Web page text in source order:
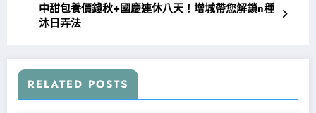
中甜包養價錢秋+國慶連休八天！增城帶您解鎖n種
沐日弄法
RELATED POSTS